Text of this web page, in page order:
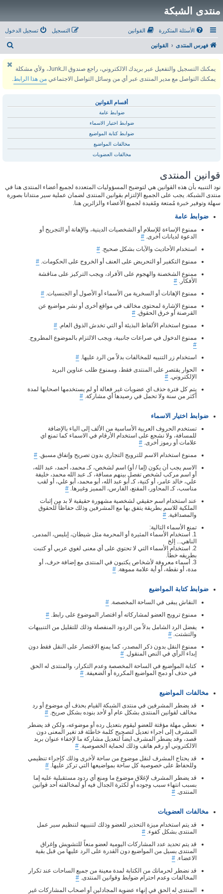
منتدى الشبكة
الأسئلة المتكررة القوانين تسجيل الدخول التسجيل
فهرس المنتدى القوانين
يمكنك التسجيل والتفعيل عبر بريدك الالكتروني، راجع صندوق الـJunk، ولأي مشكلة
يمكنك التواصل مع مدير المنتدى عبر أي من وسائل التواصل الاجتماعي من هذا الرابط.
أقسام القوانين
ضوابط عامة
ضوابط اختيار الاسماء
ضوابط كتابة المواضيع
مخالفات المواضيع
مخالفات العضويات
قوانين المنتدى
نود التنبيه بأن هذه القوانين هي لتوضيح المسؤوليات المتعددة لجميع أعضاء المنتدى هنا في
منتدى الشبكة. يجب على الجميع الإلتزام بقوانين المنتدى لضمان عملية سير منتدانا بصورة
سهلة وتوفير خبرة مُمتعة ومًفيدة لجميع الأعضاء والزائرين هنا.
ضوابط عامة
ممنوع الإساءة للإسلام أو الشخصيات الدينية، والإهانة أو التجريح أو
الدعوة لديانات أخرى. #
استخدام الأحاديث والآيات بشكل صحيح. #
ممنوع التكفير أو التحريض على العنف أو الخروج على الحكومات. #
ممنوع الشخصنة والهجوم على الأفراد، ويجب التركيز على مناقشة
الأفكار. #
ممنوع الإهانات أو السخرية من الأسماء أو الأصول أو الجنسيات. #
ممنوع الإشارة لمحتوى مخالف في مواقع أخرى أو نشر مواضيع عن
القرصنة أو خرق الحقوق. #
ممنوع استخدام الألفاظ البذيئة أو التي تخدش الذوق العام. #
ممنوع الدخول في صراعات جانبية، ويجب الالتزام بالموضوع المطروح.
#
استخدام زر التنبيه للمخالفات بدلاً من الرد عليها. #
الحوار يقتصر على المنتدى فقط، وممنوع طلب عناوين البريد
الإلكتروني. #
يتم كل فترة حذف اي عضويات غير فعالة أو لم يستخدمها اصحابها لمدة
أكثر من سنة ولا تحمل في رصيدها أي مشاركة. #
ضوابط اختيار الاسماء
تستخدم الحروف العربية الأساسية من الألف إلى الياء بالإضافة
للمسافة، ولا نشجع على استخدام الأرقام في الاسماء كما تمنع اي
علامات أو رموز أخرى. #
ممنوع استخدام الاسم للترويج التجاري بدون تصريح وإتفاق مسبق. #
الاسم يجب أن يكون (إما / أو) اسم لشخص، كـ محمد، أحمد، عبد الله،
أو اسم مركب لشخص تفصل بينهم مسافة، كـ عبد الله محمد، خليفة
علي، خالد عامر، أو كنية، كـ أبو عبد الله، أبو محمد، أبو علي، أو لقب
مناسب، كـ المحاور، المقنع، الفارس، المميز وغيرها. #
عند استخدام اسم حقيقي لشخصية مشهورة حقيقية لا بد من إثبات
الملكية للاسم بطريقة يتفق بها مع المشرفين وذلك حفاظاً للحقوق
والمصداقية. #
تمنع الأسماء التالية:
1. استخدام الأسماء المثيرة أو المحرمة مثل شيطان، إبليس، المدمرـ
الناهي... إلخ
2. استخدام الأسماء التي لا تحتوي على أي معنى لغوي عربي أو كتبت
بطريقه خطأ.
3. أسماء معروفة لأشخاص يكتبون في المنتدى مع إضافة حرف، أو
مدة، أو نقطة، أو أية علامة مموهة. #
ضوابط كتابة المواضيع
النقاش يبقى في الساحة المخصصة. #
ممنوع ترويج العضو لمشاركاته أو اقتصار الموضوع على رابط. #
يفضل الرد الشامل بدلاً من الردود المنفصلة وذلك للتقليل من التنبيهات
والتشتت. #
ممنوع النقل بدون ذكر المصدر، كما يمنع الاقتصار على النقل فقط دون
إبداء الرأي في النص المنقول. #
كتابة المواضيع في الساحة المخصصة وعدم التكرار، والمنتدى له الحق
في حذف أو دمج المواضيع المكررة أو الضعيفة. #
مخالفات المواضيع
قد يضطر المشرفين في منتدى الشبكة القيام بحذف أي موضوع أو رد
مخالف لقوانين المنتدى بشكل عام أو لأحد بنوده بشكل صريح. #
نعطي مهلة مؤقتة للعضو ليقوم بتعديل رده أو موضوعه، ولكن قد يضطر
المشرف إلى اجراء تعديل لتصحيح كلمة خاطئة قد تغير المعنى دون
قصد، وقد يضطر المشرف ايضاً لتعديل مشاركة ما لإخفاء عنوان بريد
الالكتروني أو رقم هاتف وذلك لحماية الخصوصية. #
قد يحتاج المشرف لنقل موضوع من ساحة لأخرى وذلك كإجراء تنظيمي
وللحفاظ على خصوصية كل ساحة بمواضيعها التي تركز عليها. #
قد يضطر المشرف لإغلاق موضوع ما ومنع أي ردود مستقبلية عليه إما
بسبب انتهاء سبب وجوده أو لكثرة الجدال فيه أو لمخالفته أحد قوانين
المنتدى. #
مخالفات العضويات
قد يتم استخدام ميزة التحذير للعضو وذلك لتنبيهه لتنظيم سير عمل
المنتدى بشكل كفوء. #
قد يتم تحديد عدد المشاركات اليومية لعضو منعاً للتشويش وإغراق
المنتدى بسيل من المواضيع دون القدرة على الرد عليها من قبل بقية
الاعضاء. #
قد نضطر لحرمانك من الكتابة لمدة معينة من جميع الساحات عند تكرار
المخالفات وعدم احترام ضوابط وقوانين المنتدى. #
المنتدى له الحق في إنهاء عضوية المجادلين أو اصحاب المشاركات غير